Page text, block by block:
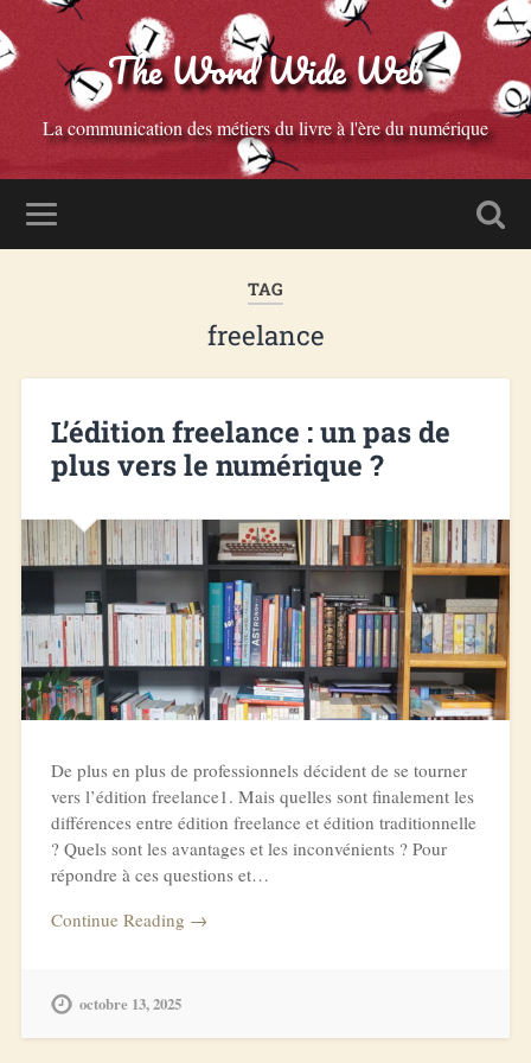
The Word Wide Web
La communication des métiers du livre à l'ère du numérique
TAG
freelance
L’édition freelance : un pas de
plus vers le numérique ?
De plus en plus de professionnels décident de se tourner
vers l’édition freelance1. Mais quelles sont finalement les
différences entre édition freelance et édition traditionnelle
? Quels sont les avantages et les inconvénients ? Pour
répondre à ces questions et…
Continue Reading →
octobre 13, 2025